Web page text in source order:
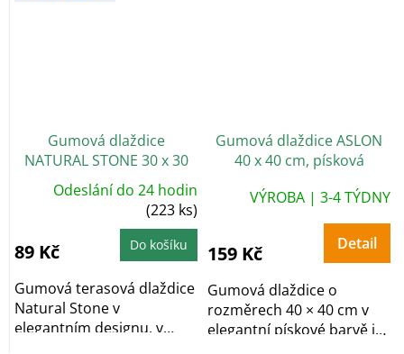
Gumová dlaždice
NATURAL STONE 30 x 30
cm, hnědá
Odeslání do 24 hodin
(223 ks)
89 Kč Do košíku
Gumová terasová dlaždice
Natural Stone v
elegantním designu, v
Gumová dlaždice ASLON
40 x 40 cm, písková
VÝROBA | 3-4 TÝDNY
159 Kč Detail
Gumová dlaždice o
rozměrech 40 × 40 cm v
elegantní pískové barvě je